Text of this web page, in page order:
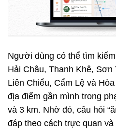
Người dùng có thể tìm
Hải Châu, Thanh Khê, Sơn
Liên Chiểu, Cẩm Lệ và
địa điểm gần mình trong
và 3 km. Nhờ đó, câu hỏi
đáp theo cách trực quan